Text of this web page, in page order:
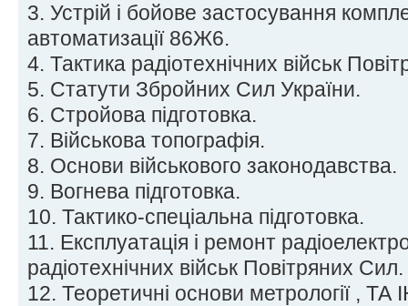
3. Устрій і бойове застосування
автоматизації 86Ж6.
4. Тактика радіотехнічних військ
5. Статути Збройних Сил України.
6. Стройова підготовка.
7. Військова топографія.
8. Основи військового законодавства.
9. Вогнева підготовка.
10. Тактико-спеціальна підготовка.
11. Експлуатація і ремонт
радіотехнічних військ Повітряних Сил.
12. Теоретичні основи метрології , ТА